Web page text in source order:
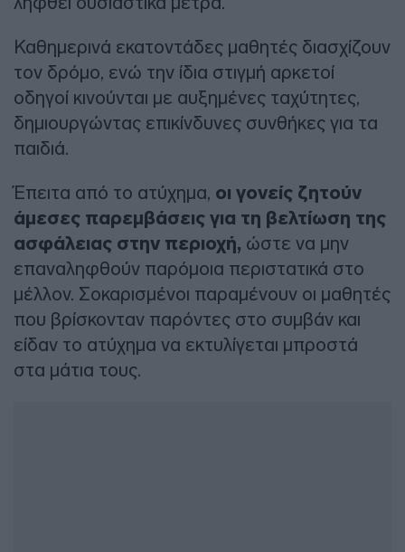
Καθημερινά εκατοντάδες μαθητές διασχίζουν
τον δρόμο, ενώ την ίδια στιγμή αρκετοί
οδηγοί κινούνται με αυξημένες ταχύτητες,
δημιουργώντας επικίνδυνες συνθήκες για τα
παιδιά.
Έπειτα από το ατύχημα, οι γονείς ζητούν
άμεσες παρεμβάσεις για τη βελτίωση της
ασφάλειας στην περιοχή, ώστε να μην
επαναληφθούν παρόμοια περιστατικά στο
μέλλον. Σοκαρισμένοι παραμένουν οι μαθητές
που βρίσκονταν παρόντες στο συμβάν και
είδαν το ατύχημα να εκτυλίγεται μπροστά
στα μάτια τους.